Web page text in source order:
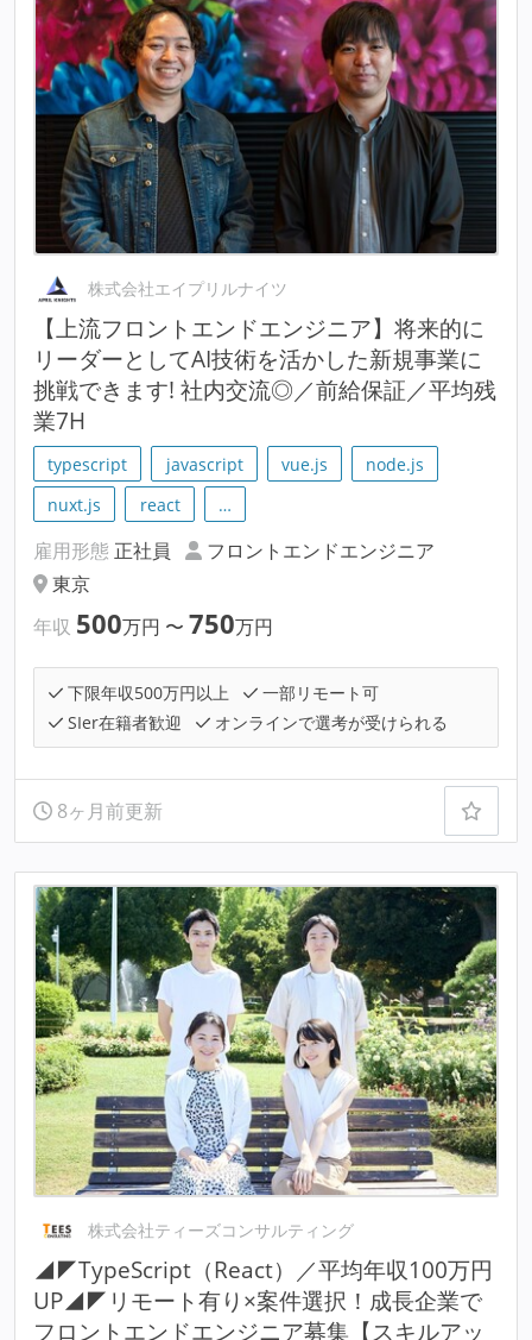
株式会社エイプリルナイツ
【上流フロントエンドエンジニア】将来的に
リーダーとしてAI技術を活かした新規事業に
挑戦できます! 社内交流◎／前給保証／平均残
業7H
typescript javascript vue.js
node.js
nuxt.js
react …
雇用形態 正社員
フロントエンドエンジニア
東京
年収 500万円 〜 750万円
下限年収500万円以上
一部リモート可
SIer在籍者歓迎
オンラインで選考が受けられる
8ヶ月前更新
株式会社ティーズコンサルティング
◢◤TypeScript（React）／平均年収100万円
UP◢◤リモート有り×案件選択！成長企業で
フロントエンドエンジニア募集【スキルアッ